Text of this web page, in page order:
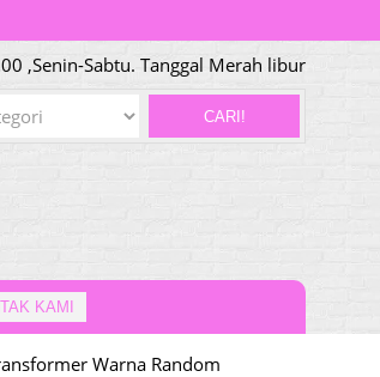
,Senin-Sabtu. Tanggal Merah libur
CARI!
KAMI
Warna Random